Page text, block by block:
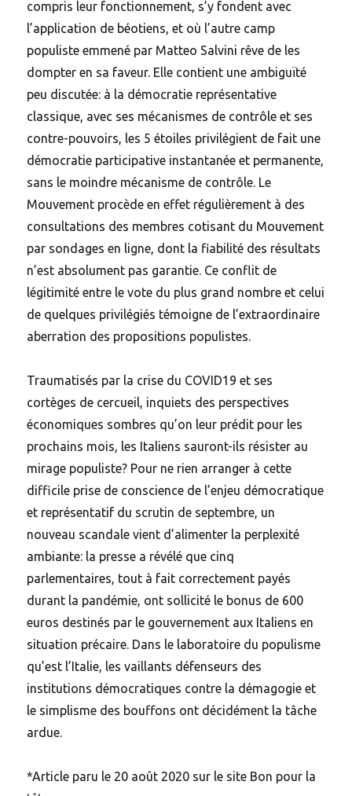
compris leur fonctionnement, s’y fondent avec
l’application de béotiens, et où l’autre camp
populiste emmené par Matteo Salvini rêve de les
dompter en sa faveur. Elle contient une ambiguïté
peu discutée: à la démocratie représentative
classique, avec ses mécanismes de contrôle et ses
contre-pouvoirs, les 5 étoiles privilégient de fait une
démocratie participative instantanée et permanente,
sans le moindre mécanisme de contrôle. Le
Mouvement procède en effet régulièrement à des
consultations des membres cotisant du Mouvement
par sondages en ligne, dont la fiabilité des résultats
n’est absolument pas garantie. Ce conflit de
légitimité entre le vote du plus grand nombre et celui
de quelques privilégiés témoigne de l’extraordinaire
aberration des propositions populistes.
Traumatisés par la crise du COVID19 et ses
cortèges de cercueil, inquiets des perspectives
économiques sombres qu’on leur prédit pour les
prochains mois, les Italiens sauront-ils résister au
mirage populiste? Pour ne rien arranger à cette
difficile prise de conscience de l’enjeu démocratique
et représentatif du scrutin de septembre, un
nouveau scandale vient d’alimenter la perplexité
ambiante: la presse a révélé que cinq
parlementaires, tout à fait correctement payés
durant la pandémie, ont sollicité le bonus de 600
euros destinés par le gouvernement aux Italiens en
situation précaire. Dans le laboratoire du populisme
qu’est l’Italie, les vaillants défenseurs des
institutions démocratiques contre la démagogie et
le simplisme des bouffons ont décidément la tâche
ardue.
*Article paru le 20 août 2020 sur le site Bon pour la